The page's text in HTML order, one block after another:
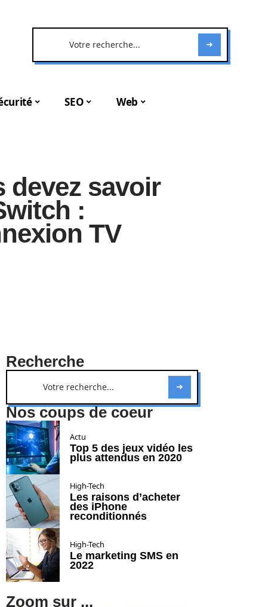
SEO Web
devez savoir
:
TV
Recherche
Nos coups de coeur
Actu
Top 5 des jeux vidéo les
plus attendus en 2020
High-Tech
Les raisons d’acheter
des iPhone
reconditionnés
High-Tech
Le marketing SMS en
2022
Zoom sur ...